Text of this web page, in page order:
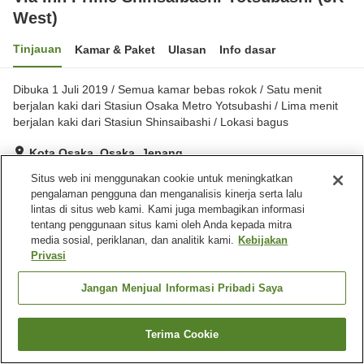
West)
Tinjauan Kamar & Paket Ulasan Info dasar
Dibuka 1 Juli 2019 / Semua kamar bebas rokok / Satu menit
berjalan kaki dari Stasiun Osaka Metro Yotsubashi / Lima menit
berjalan kaki dari Stasiun Shinsaibashi / Lokasi bagus
Kota Osaka, Osaka, Jepang
Hebat Ulasan:291
Fasilitas properti
Laundry berbayar
Pengiriman ke rumah
Via Inn Prime Shinsaibashi Yotsubashi (JR West)
Cari kamar
Situs web ini menggunakan cookie untuk meningkatkan
pengalaman pengguna dan menganalisis kinerja serta lalu
lintas di situs web kami. Kami juga membagikan informasi
tentang penggunaan situs kami oleh Anda kepada mitra
media sosial, periklanan, dan analitik kami. Kebijakan
Privasi
Jangan Menjual Informasi Pribadi Saya
Terima Cookie